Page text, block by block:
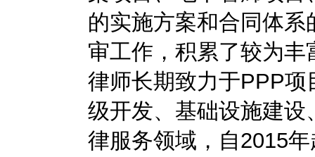
的实施方案和合同体
审工作，积累了较为
律师长期致力于PPP
级开发、基础设施建
律服务领域，自2015